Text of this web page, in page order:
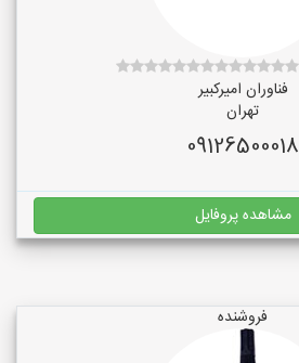
فناوران امیرکبیر
تهران
09126500018
مشاهده پروفایل
فروشنده